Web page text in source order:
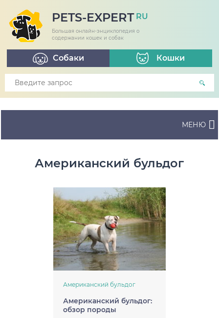
PETS-EXPERT RU
Большая онлайн-энциклопедия о
содержании кошек и собак
Собаки Кошки
МЕНЮ
Американский бульдог
Американский бульдог
Американский бульдог:
обзор породы